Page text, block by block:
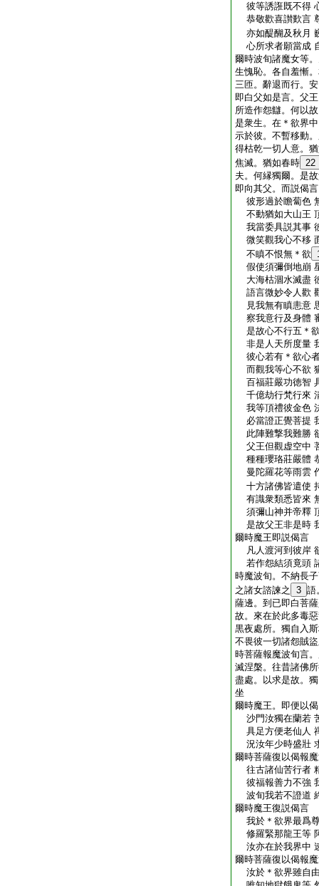
彼等誘誑既不得
恭敬歡喜讃歎言
亦如醍醐及秋月
心所求者願當成
爾時波旬諸魔女等
生愧恥。各自羞慚
三匝。辭退而行。
即白父如是言。父
所造作怨讎。何以
是衆生。在＊欲界
示於彼。不暫移動
得枯乾一切人意。
焦滅。猶如春時 22
夫。何縁獨爾。是
即向其父。而説偈言
彼形過於瞻蔔色
不動猶如大山王
我當委具説其事
微笑觀我心不移
不瞋不恨無＊欲
假使須彌倒地崩
大海枯涸水滅盡
語言微妙令人歡
見我無有瞋恚意
察我意行及身體
是故心不行五＊
非是人天所度量
彼心若有＊欲心
而觀我等心不欲
百福莊嚴功徳智
千億劫行梵行來
我等頂禮彼金色
必當證正覺菩提
此陣難撃我難勝
父王但觀虚空中
種種瓔珞莊嚴體
曼陀羅花等雨雲
十方諸佛皆遣使
有識衆類悉皆來
須彌山神并帝釋
是故父王非是時
爾時魔王即説偈言
凡人渡河到彼岸
若作怨結須竟頭
時魔波旬。不納長
之諸女諮諫之
3 語
薩邊。到已即白菩
故。來在於此多毒
黒夜處所。獨自入
不畏彼一切諸怨賊
時菩薩報魔波旬言
滅涅槃。往昔諸佛
盡處。以求是故。
坐
爾時魔王。即便以
沙門汝獨在蘭若
具足方便老仙人
況汝年少時盛壯
爾時菩薩復以偈報
往古諸仙苦行者
彼福報善力不強
波旬我若不證道
爾時魔王復説偈言
我於＊欲界最爲
修羅緊那龍王等
汝亦在於我界中
爾時菩薩復以偈報
汝於＊欲界雖自